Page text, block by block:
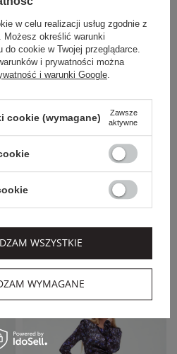
VERSACE JEANS COUTURE
SUKIENKA MIDI
VERSACE JEANS
2 219,00 PLN
1 442,35 PLN
w celu realizacji usług zgodnie z
. Możesz określić warunki
cookie w Twojej przeglądarce.
i prywatności można
i warunki Google
cookie (wymagane)
Zawsze
aktywne
WYMAGANE
WSZYSTKIE